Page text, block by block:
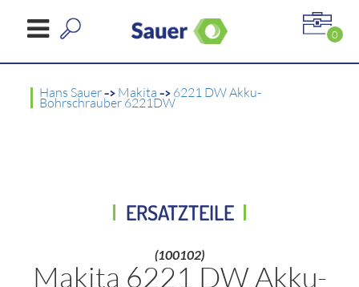
0
Hans Sauer-> Makita -> 6221 DW Akku-
Bohrschrauber 6221DW
ERSATZTEILE
(100102)
Makita 6221 DW Akku-